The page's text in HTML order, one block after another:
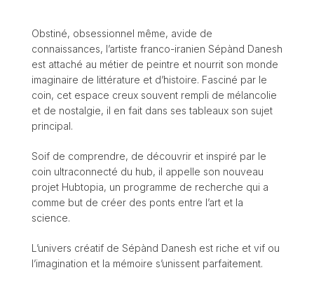
Obstiné, obsessionnel même, avide de
connaissances, l’artiste franco-iranien Sépànd Danesh
est attaché au métier de peintre et nourrit son monde
imaginaire de littérature et d’histoire. Fasciné par le
coin, cet espace creux souvent rempli de mélancolie
et de nostalgie, il en fait dans ses tableaux son sujet
principal.
Soif de comprendre, de découvrir et inspiré par le
coin ultraconnecté du hub, il appelle son nouveau
projet Hubtopia, un programme de recherche qui a
comme but de créer des ponts entre l’art et la
science.
L’univers créatif de Sépànd Danesh est riche et vif ou
l’imagination et la mémoire s’unissent parfaitement.